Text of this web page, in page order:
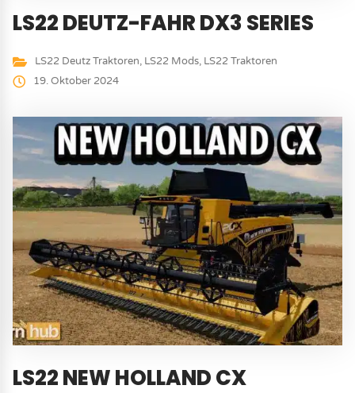
LS22 DEUTZ-FAHR DX3 SERIES
LS22 Deutz Traktoren, LS22 Mods, LS22 Traktoren
19. Oktober 2024
LS22 NEW HOLLAND CX